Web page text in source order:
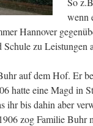
wenn
Hannover
zu
auf dem Hof. Er
hatte eine Magd in
ihr bis dahin aber
zog Familie